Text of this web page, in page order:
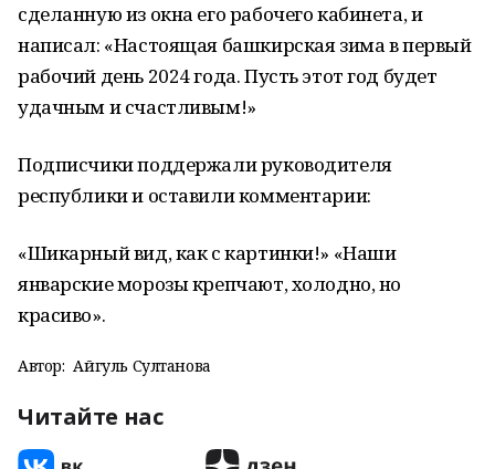
сделанную из окна его рабочего кабинета, и
написал: «Настоящая башкирская зима в первый
рабочий день 2024 года. Пусть этот год будет
удачным и счастливым!»
Подписчики поддержали руководителя
республики и оставили комментарии:
«Шикарный вид, как с картинки!» «Наши
январские морозы крепчают, холодно, но
красиво».
Автор: Айгуль Султанова
Читайте нас